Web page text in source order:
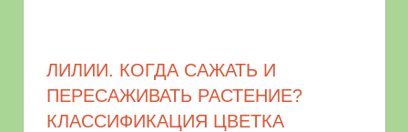
ЛИЛИИ. КОГДА САЖАТЬ И
ПЕРЕСАЖИВАТЬ РАСТЕНИЕ?
КЛАССИФИКАЦИЯ ЦВЕТКА